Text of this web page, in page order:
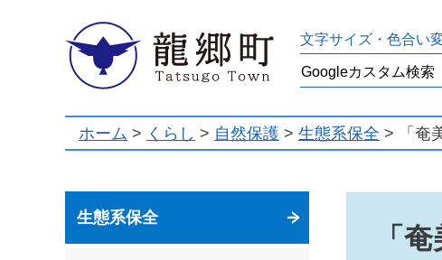
龍郷町 文字サイズ・色合い
ホーム > くらし > 自然保護 > 生態系保全 > 「奄
生態系保全
「